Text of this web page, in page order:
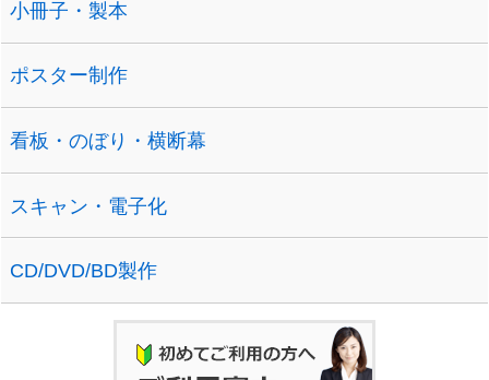
小冊子・製本
ポスター制作
看板・のぼり・横断幕
スキャン・電子化
CD/DVD/BD製作